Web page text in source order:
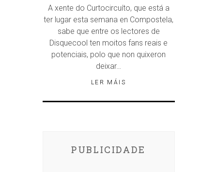
A xente do Curtocircuíto, que está a
ter lugar esta semana en Compostela,
sabe que entre os lectores de
Disquecool ten moitos fans reais e
potenciais, polo que non quixeron
deixar…
LER MÁIS
PUBLICIDADE